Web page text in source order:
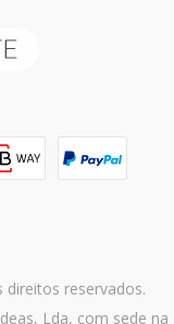
reservados.
Lda, com sede na